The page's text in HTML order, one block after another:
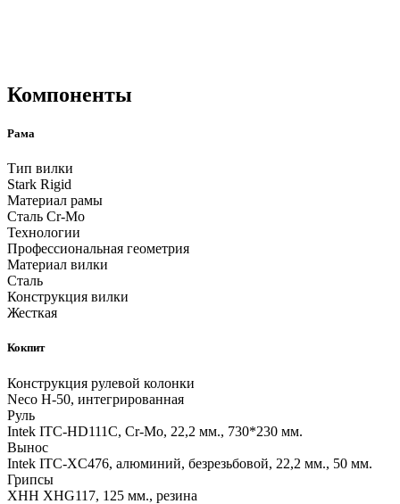
Компоненты
Рама
Тип вилки
Stark Rigid
Материал рамы
Сталь Cr-Mo
Технологии
Профессиональная геометрия
Материал вилки
Сталь
Конструкция вилки
Жесткая
Кокпит
Конструкция рулевой колонки
Neco H-50, интегрированная
Руль
Intek ITC-HD111C, Cr-Mo, 22,2 мм., 730*230 мм.
Вынос
Intek ITC-XC476, алюминий, безрезьбовой, 22,2 мм., 50 мм.
Грипсы
XHH XHG117, 125 мм., резина